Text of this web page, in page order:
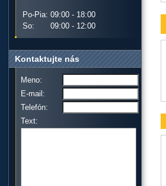
Po-Pia: 09:00 - 18:00
So:
09:00 - 12:00
Kontaktujte nás
Meno:
E-mail:
Telefón:
Text: